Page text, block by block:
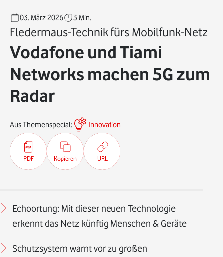
03. März 2026 3 Min.
Fledermaus-Technik fürs Mobilfunk-Netz
Vodafone und Tiami
Networks machen 5G zum
Radar
Aus Themenspecial: Innovation
PDF Kopieren URL
Echoortung: Mit dieser neuen Technologie
erkennt das Netz künftig Menschen & Geräte
Schutzsystem warnt vor zu großen